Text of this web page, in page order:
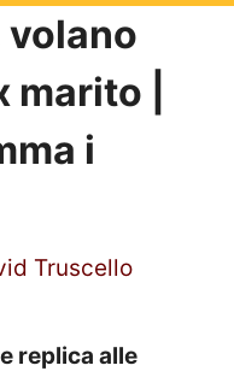
volano
marito |
i
Truscello
replica alle